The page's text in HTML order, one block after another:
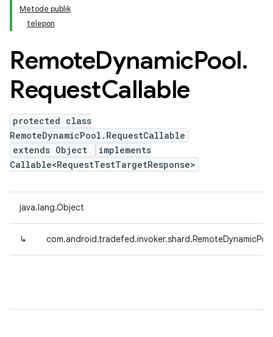
Metode publik
telepon
RemoteDynamicPool.
RequestCallable
protected class
RemoteDynamicPool.RequestCallable
extends Object
implements
Callable<RequestTestTargetResponse>
java.lang.Object
↳